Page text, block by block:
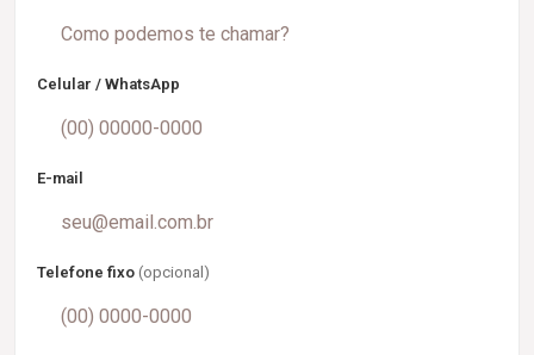
Celular / WhatsApp
E-mail
Telefone fixo (opcional)